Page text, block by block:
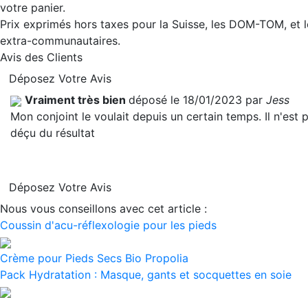
votre panier.
Prix exprimés hors taxes pour la Suisse, les DOM-TOM, et
extra-communautaires.
Avis des Clients
Déposez Votre Avis
Vraiment très bien déposé le 18/01/2023 par Jess
Mon conjoint le voulait depuis un certain temps. Il n'est
déçu du résultat
Déposez Votre Avis
Nous vous conseillons avec cet article :
Coussin d'acu-réflexologie pour les pieds
Crème pour Pieds Secs Bio Propolia
Pack Hydratation : Masque, gants et socquettes en soie